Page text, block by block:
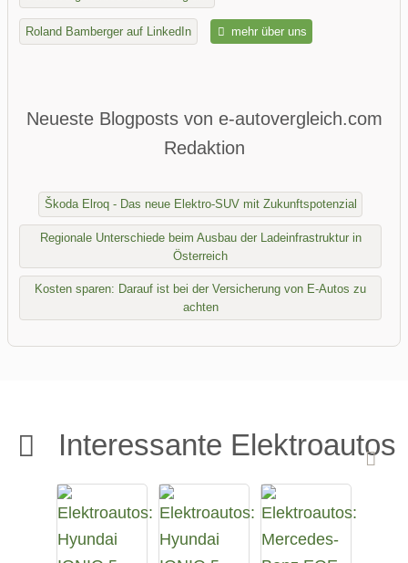
Interessante Elektroautos
Roland Bamberger auf LinkedIn mehr über uns
Neueste Blogposts von e-autovergleich.com
Redaktion
Škoda Elroq - Das neue Elektro-SUV mit Zukunftspotenzial
Regionale Unterschiede beim Ausbau der Ladeinfrastruktur in
Österreich
Kosten sparen: Darauf ist bei der Versicherung von E-Autos zu
achten